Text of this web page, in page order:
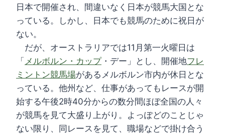
日本で開催され、間違いなく日本が競馬大国とな
っている。しかし、日本でも競馬のために祝日が
ない。
だが、オーストラリアでは11月第一火曜日は
「 メルボルン・カップ・デー」とし、開催地フレ
ミントン競馬場があるメルボルン市内が休日とな
っている。他州など、仕事があってもレースが開
始する午後2時40分からの数分間ほぼ全国の人々
が競馬を見て大盛り上がり。よっぽどのことじゃ
ない限り、同レースを見て、職場などで掛け合う